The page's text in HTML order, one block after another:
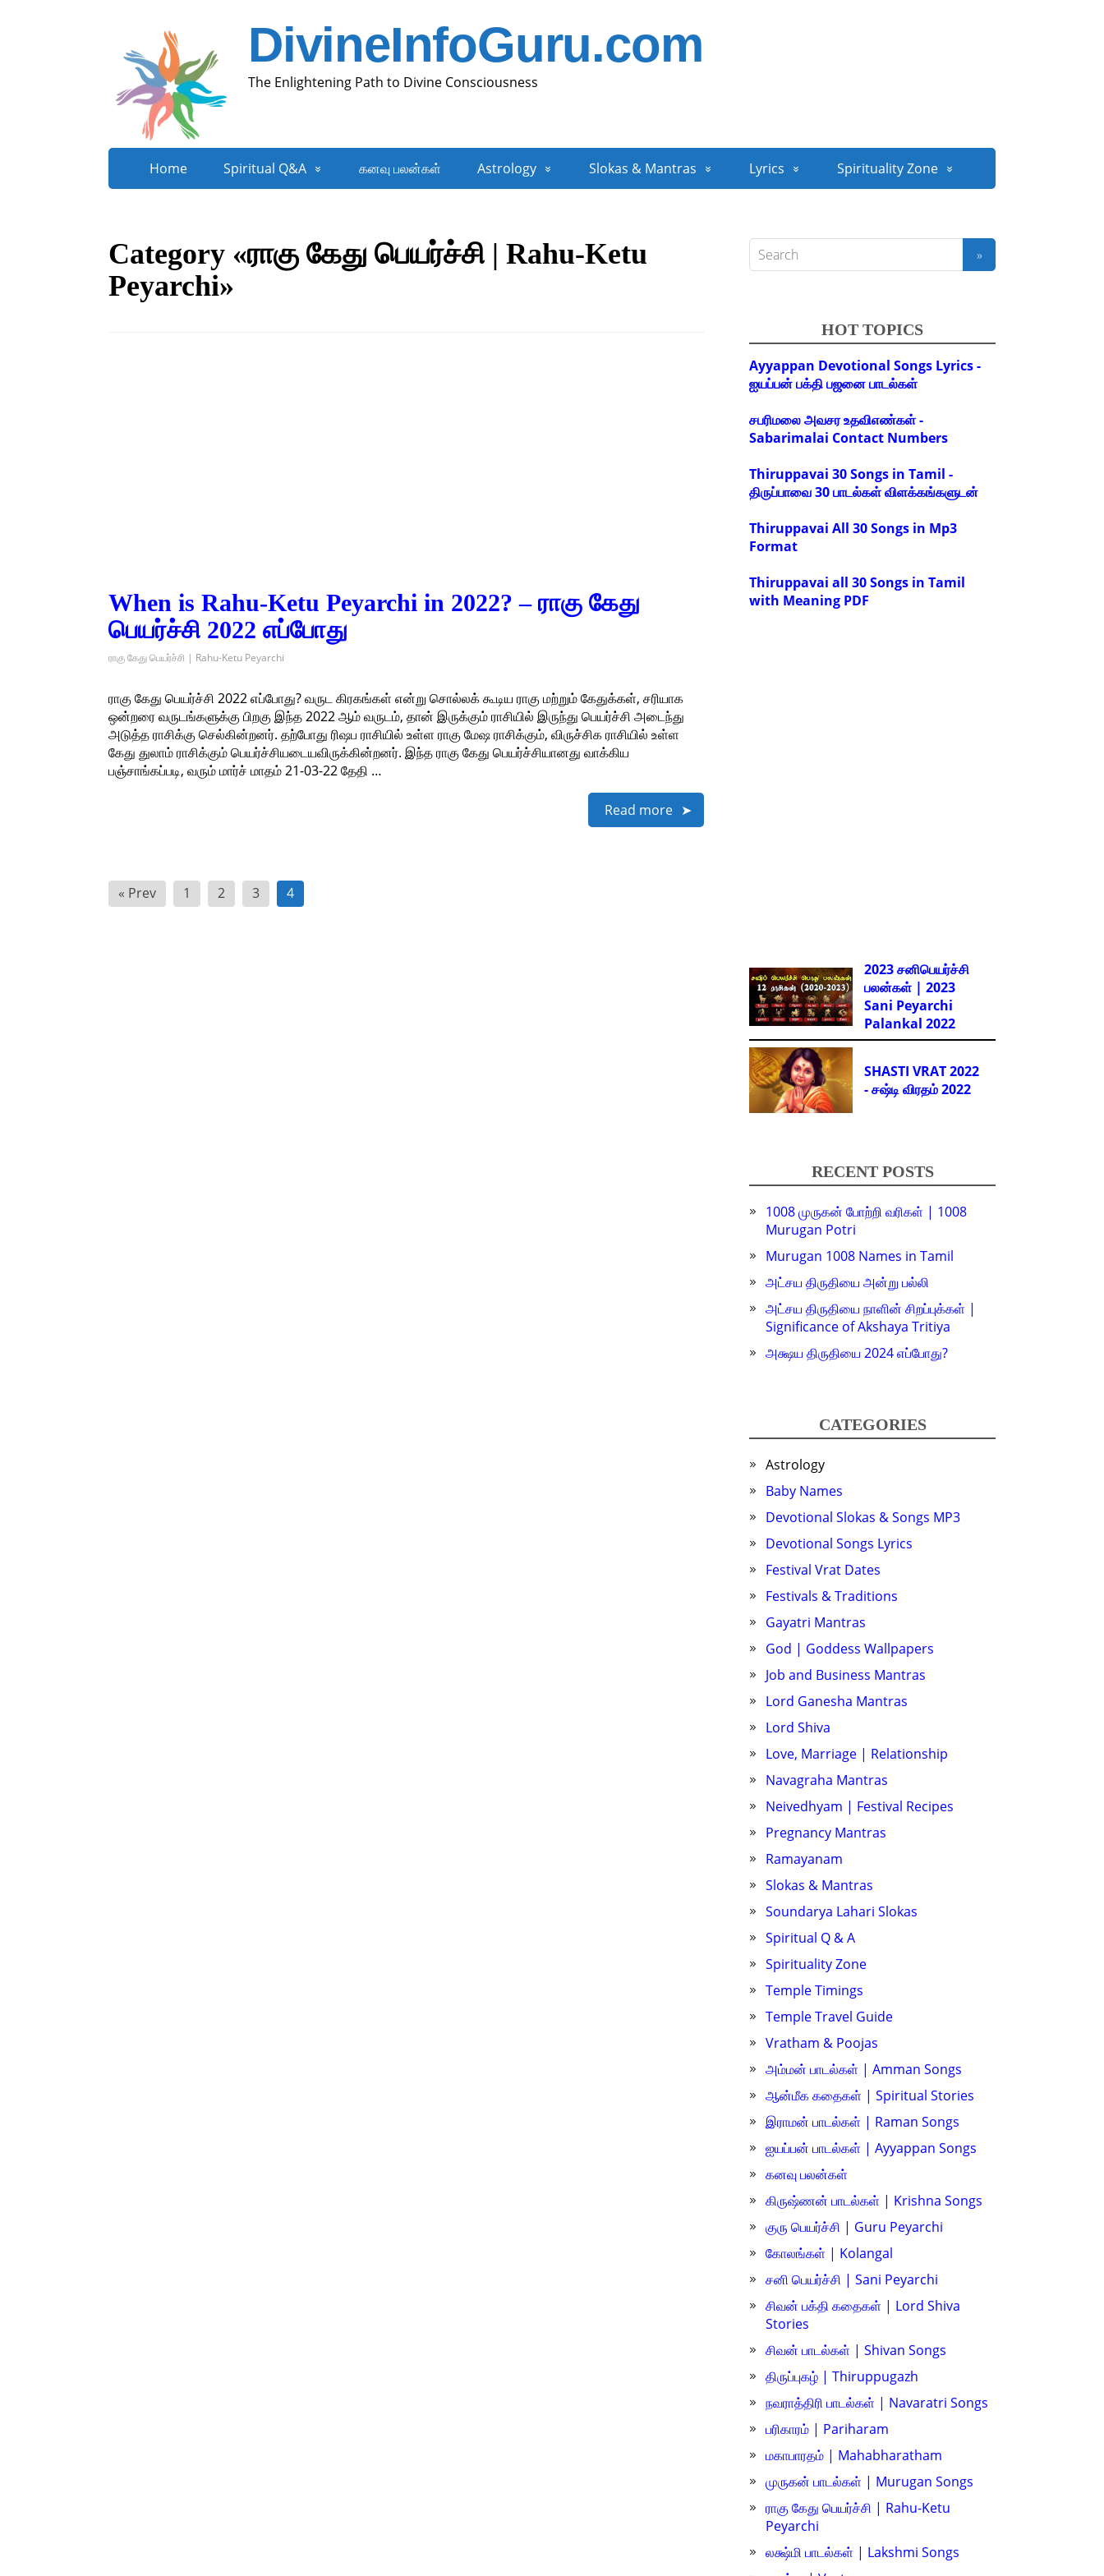
DivineInfoGuru.com
The Enlightening Path to Divine Consciousness
Home Spiritual Q&A கனவு பலன்கள் Astrology Slokas & Mantras Lyrics Spirituality Zone
Category «ராகு கேது பெயர்ச்சி | Rahu-Ketu
Peyarchi»
When is Rahu-Ketu Peyarchi in 2022? – ராகு கேது
பெயர்ச்சி 2022 எப்போது
ராகு கேது பெயர்ச்சி | Rahu-Ketu Peyarchi
ராகு கேது பெயர்ச்சி 2022 எப்போது? வருட கிரகங்கள் என்று சொல்லக் கூடிய ராகு மற்றும் கேதுக்கள், சரியாக
ஒன்றரை வருடங்களுக்கு பிறகு இந்த 2022 ஆம் வருடம், தான் இருக்கும் ராசியில் இருந்து பெயர்ச்சி அடைந்து
அடுத்த ராசிக்கு செல்கின்றனர். தற்போது ரிஷப ராசியில் உள்ள ராகு மேஷ ராசிக்கும், விருச்சிக ராசியில் உள்ள
கேது துலாம் ராசிக்கும் பெயர்ச்சியடையவிருக்கின்றனர். இந்த ராகு கேது பெயர்ச்சியானது வாக்கிய
பஞ்சாங்கப்படி, வரும் மார்ச் மாதம் 21-03-22 தேதி …
Read more
Posts
pagination
« Prev 1 2 3 4
HOT TOPICS
Ayyappan Devotional Songs Lyrics -
ஐயப்பன் பக்தி பஜனை பாடல்கள்
சபரிமலை அவசர உதவிஎண்கள் -
Sabarimalai Contact Numbers
Thiruppavai 30 Songs in Tamil -
திருப்பாவை 30 பாடல்கள் விளக்கங்களுடன்
Thiruppavai All 30 Songs in Mp3
Format
Thiruppavai all 30 Songs in Tamil
with Meaning PDF
2023 சனிபெயர்ச்சி
பலன்கள் | 2023
Sani Peyarchi
Palankal 2022
SHASTI VRAT 2022
- சஷ்டி விரதம் 2022
RECENT POSTS
1008 முருகன் போற்றி வரிகள் | 1008
Murugan Potri
Murugan 1008 Names in Tamil
அட்சய திருதியை அன்று பல்லி
அட்சய திருதியை நாளின் சிறப்புக்கள் |
Significance of Akshaya Tritiya
அக்ஷய திருதியை 2024 எப்போது?
CATEGORIES
Astrology
Baby Names
Devotional Slokas & Songs MP3
Devotional Songs Lyrics
Festival Vrat Dates
Festivals & Traditions
Gayatri Mantras
God | Goddess Wallpapers
Job and Business Mantras
Lord Ganesha Mantras
Lord Shiva
Love, Marriage | Relationship
Navagraha Mantras
Neivedhyam | Festival Recipes
Pregnancy Mantras
Ramayanam
Slokas & Mantras
Soundarya Lahari Slokas
Spiritual Q & A
Spirituality Zone
Temple Timings
Temple Travel Guide
Vratham & Poojas
அம்மன் பாடல்கள் | Amman Songs
ஆன்மீக கதைகள் | Spiritual Stories
இராமன் பாடல்கள் | Raman Songs
ஐயப்பன் பாடல்கள் | Ayyappan Songs
கனவு பலன்கள்
கிருஷ்ணன் பாடல்கள் | Krishna Songs
குரு பெயர்ச்சி | Guru Peyarchi
கோலங்கள் | Kolangal
சனி பெயர்ச்சி | Sani Peyarchi
சிவன் பக்தி கதைகள் | Lord Shiva
Stories
சிவன் பாடல்கள் | Shivan Songs
திருப்புகழ் | Thiruppugazh
நவராத்திரி பாடல்கள் | Navaratri Songs
பரிகாரம் | Pariharam
மகாபாரதம் | Mahabharatham
முருகன் பாடல்கள் | Murugan Songs
ராகு கேது பெயர்ச்சி | Rahu-Ketu
Peyarchi
லக்ஷ்மி பாடல்கள் | Lakshmi Songs